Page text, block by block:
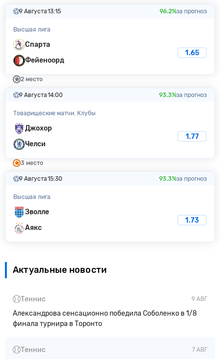
9 Августа13:15 96.2%за прогноз
Высшая лига
Спарта
Фейеноорд
1.65
2 место
9 Августа14:00 93.3%за прогноз
Товарищеские матчи. Клубы
Джохор
Челси
1.77
3 место
9 Августа15:30 93.3%за прогноз
Высшая лига
Зволле
Аякс
1.73
Актуальные новости
9 АВГ
Теннис
Александрова сенсационно победила Соболенко в 1/8
финала турнира в Торонто
7 АВГ
Теннис